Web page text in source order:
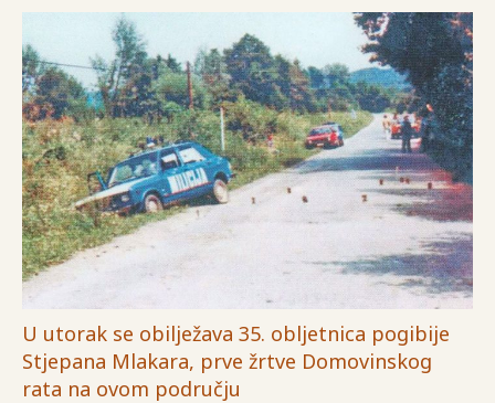
U utorak se obilježava 35. obljetnica pogibije
Stjepana Mlakara, prve žrtve Domovinskog
rata na ovom području